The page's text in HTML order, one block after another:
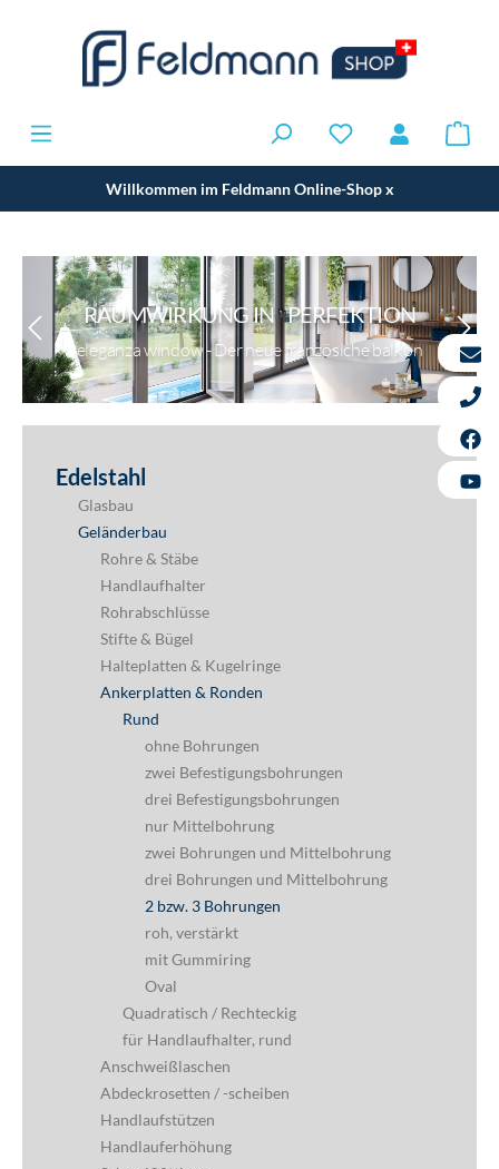
Willkommen im Feldmann Online-Shopx
RAUMWIRKUNG IN PERFEKTION
eleganza window - Der neue französiche balkon
Edelstahl
Glasbau
Geländerbau
Rohre & Stäbe
Handlaufhalter
Rohrabschlüsse
Stifte & Bügel
Halteplatten & Kugelringe
Ankerplatten & Ronden
Rund
ohne Bohrungen
zwei Befestigungsbohrungen
drei Befestigungsbohrungen
nur Mittelbohrung
zwei Bohrungen und Mittelbohrung
drei Bohrungen und Mittelbohrung
2 bzw. 3 Bohrungen
roh, verstärkt
mit Gummiring
Oval
Quadratisch / Rechteckig
für Handlaufhalter, rund
Anschweißlaschen
Abdeckrosetten / -scheiben
Handlaufstützen
Handlauferhöhung